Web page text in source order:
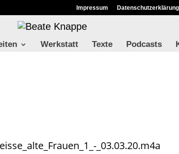
Impressum Datenschutzerklärung
Werkstatt Texte Podcasts
_03.03.20.m4a